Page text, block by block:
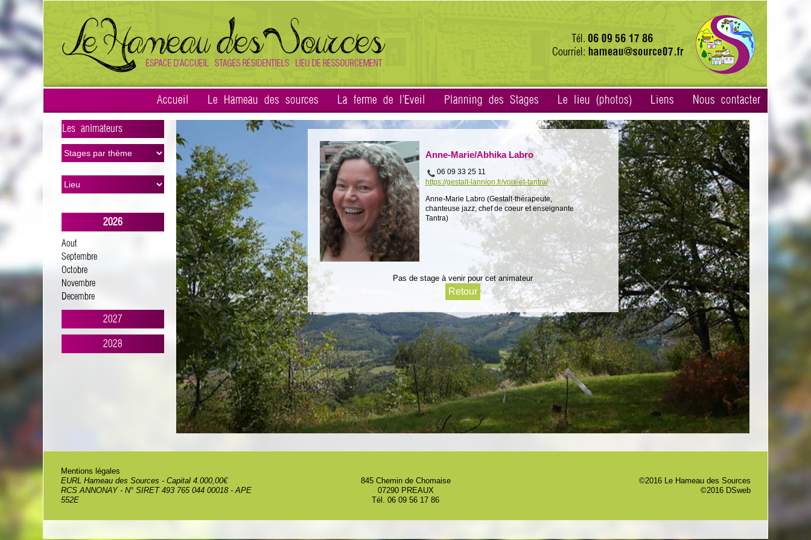
Accueil Le Hameau des sources La ferme de l'Eveil Planning des Stages Le lieu (photos) Liens Nous contacter
Les animateurs
>
2026
Aout
Septembre
Octobre
Novembre
Decembre
2027
2028
Anne-Marie/Abhika Labro
06 09 33 25 11
https://gestalt-lannion.fr/voix-et-tantra/
Anne-Marie Labro (Gestalt-thérapeute,
chanteuse jazz, chef de coeur et enseignante
Tantra)
Pas de stage à venir pour cet animateur
Mentions légales
EURL Hameau des Sources - Capital 4.000,00€
RCS ANNONAY - N° SIRET 493 765 044 00018 - APE
552E
845 Chemin de Chomaise
07290 PREAUX
Tél. 06 09 56 17 86
©2016 Le Hameau des Sources
©2016 DSweb